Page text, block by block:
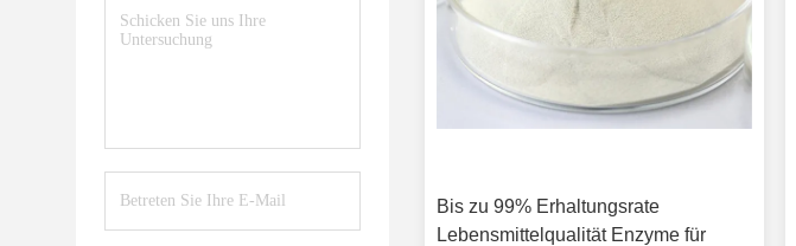
Bis zu 99% Erhaltungsrate
Lebensmittelqualität Enzyme für